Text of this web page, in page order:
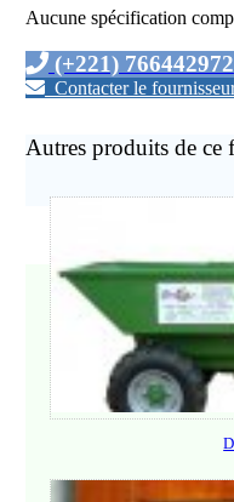
Aucune spécification
(+221) 766442972
Contacter le
Autres produits de ce